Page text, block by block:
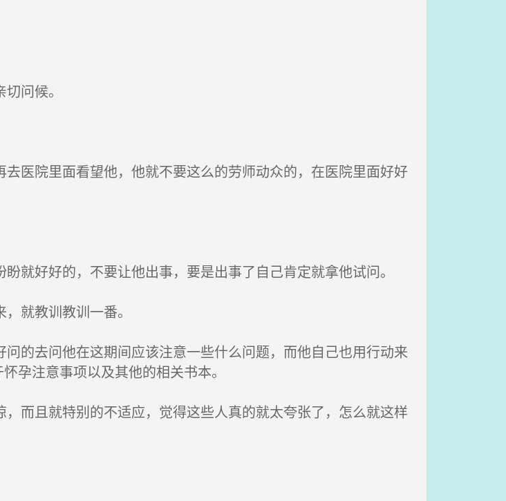
问候。
医院里面看望他，他就不要这么的劳师动众的，在医院里面好好
就好好的，不要让他出事，要是出事了自己肯定就拿他试问。
就教训教训一番。
的去问他在这期间应该注意一些什么问题，而他自己也用行动来
孕注意事项以及其他的相关书本。
而且就特别的不适应，觉得这些人真的就太夸张了，怎么就这样